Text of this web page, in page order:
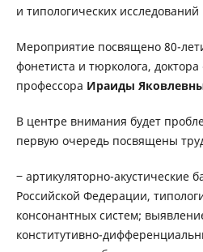
и типологических исследований
Мероприятие посвящено 80-
фонетиста и тюрколога,
профессора Ираиды
В центре внимания будет
первую очередь посвящены
‒ артикуляторно-акустические
Российской Федерации,
консонантных систем;
конститутивно-